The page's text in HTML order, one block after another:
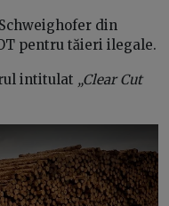
din
pentru tăieri ilegale.
intitulat „Clear Cut